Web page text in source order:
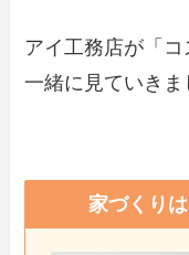
アイ工務店が「コ
一緒に見ていきま
家づくり